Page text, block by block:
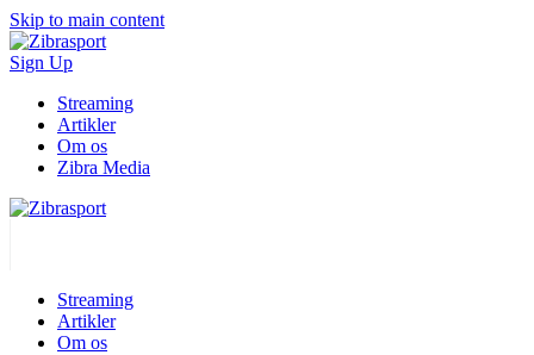
Skip to main content
Sign Up
Streaming
Artikler
Om os
Zibra Media
Streaming
Artikler
Om os